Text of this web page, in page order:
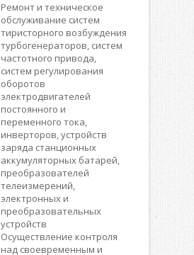
Ремонт и техническое
обслуживание систем
тиристорного возбуждения
турбогенераторов, систем
частотного привода,
систем регулирования
оборотов
электродвигателей
постоянного и
переменного тока,
инверторов, устройств
заряда станционных
аккумуляторных батарей,
преобразователей
телеизмерений,
электронных и
преобразовательных
устройств
Осуществление контроля
над своевременным и